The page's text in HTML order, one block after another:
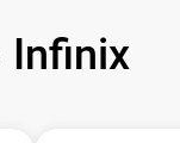
Infinix